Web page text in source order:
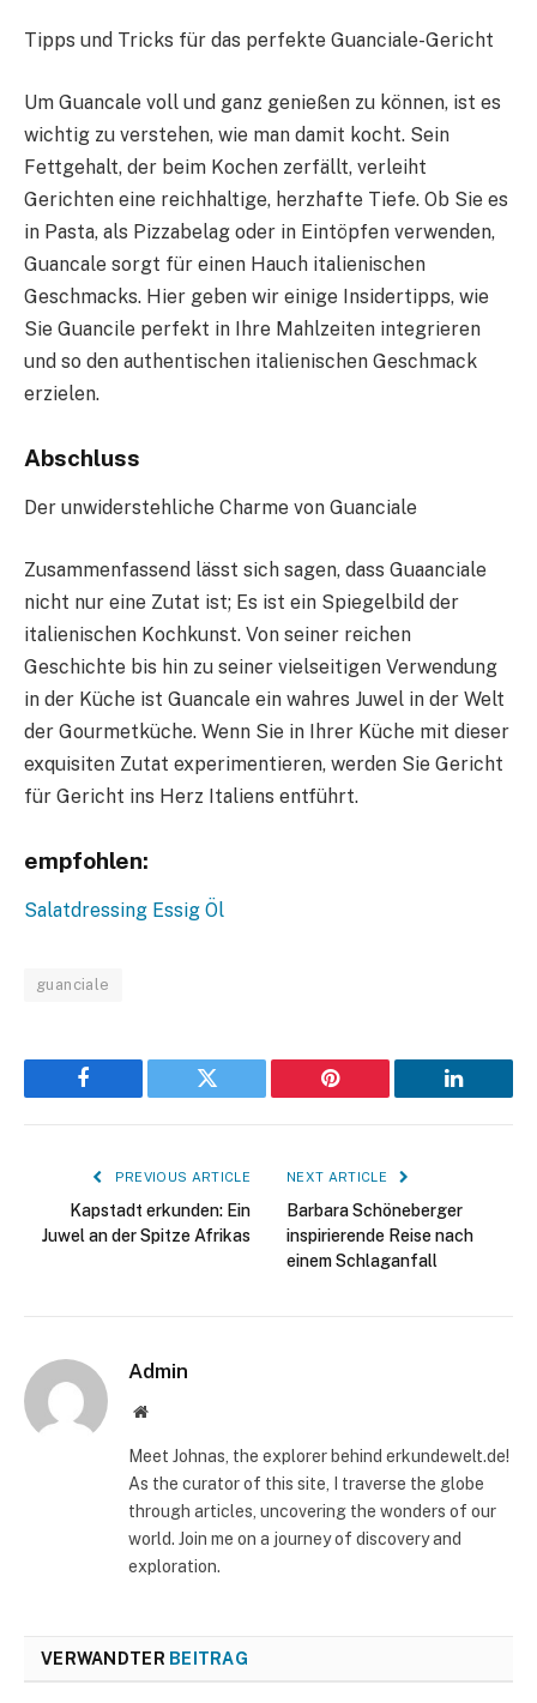
Tipps und Tricks für das perfekte Guanciale-Gericht
Um Guancale voll und ganz genießen zu können, ist es
wichtig zu verstehen, wie man damit kocht. Sein
Fettgehalt, der beim Kochen zerfällt, verleiht
Gerichten eine reichhaltige, herzhafte Tiefe. Ob Sie es
in Pasta, als Pizzabelag oder in Eintöpfen verwenden,
Guancale sorgt für einen Hauch italienischen
Geschmacks. Hier geben wir einige Insidertipps, wie
Sie Guancile perfekt in Ihre Mahlzeiten integrieren
und so den authentischen italienischen Geschmack
erzielen.
Abschluss
Der unwiderstehliche Charme von Guanciale
Zusammenfassend lässt sich sagen, dass Guaanciale
nicht nur eine Zutat ist; Es ist ein Spiegelbild der
italienischen Kochkunst. Von seiner reichen
Geschichte bis hin zu seiner vielseitigen Verwendung
in der Küche ist Guancale ein wahres Juwel in der Welt
der Gourmetküche. Wenn Sie in Ihrer Küche mit dieser
exquisiten Zutat experimentieren, werden Sie Gericht
für Gericht ins Herz Italiens entführt.
empfohlen:
Salatdressing Essig Öl
guanciale
Facebook Twitter Pinterest LinkedIn
PREVIOUS ARTICLE
Kapstadt erkunden: Ein
Juwel an der Spitze Afrikas
NEXT ARTICLE
Barbara Schöneberger
inspirierende Reise nach
einem Schlaganfall
Admin
Website
Meet Johnas, the explorer behind erkundewelt.de!
As the curator of this site, I traverse the globe
through articles, uncovering the wonders of our
world. Join me on a journey of discovery and
exploration.
VERWANDTER BEITRAG